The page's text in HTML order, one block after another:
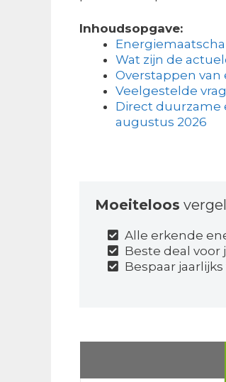
Inhoudsopgave:
Wat zijn de
Overstappen van
Veelgestelde
Direct duurzame
augustus 2026
Moeiteloos
Alle erkende
Beste deal voor
Bespaar